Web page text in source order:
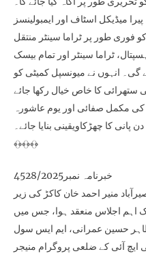
میڈیکل اسٹاف اور ایمبولینسز
طور پر ٹراما سینٹر منتقل
ٹراما سینٹر اور تمام بیسک
گی۔ انہوں نے میونسپل کمیٹی کو
کا خاص خیال رکھا جائے
مکمل صفائی اور یوم عاشورہ
پانی کا چھڑکاویقینی بنایا جائے۔
﴾﴿﴾﴿﴾﴿
خبرنامہ نمبر4528/2025
نصیرآباد منیر احمد خان کاکڑ کی زیر
اہم اجلاس منعقد ہوا، جس میں
حسین عمرانی، ایم ایس سول
ایچ آئی کے ضلعی پروگرام منیجر